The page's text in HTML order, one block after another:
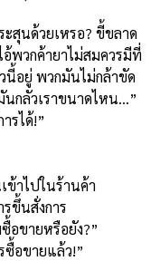
สุนด้วยเหรอ? ขี้ขลาด
พวกค้ายาไม่สมควรมีที่
อยู่ พวกมันไม่กล้าขัด
กลัวเราขนาดไหน...”
รได้!”
ข้าไปในร้านค้า
ขึ้นสั่งการ
อขายหรือยัง?”
อขายแล้ว!”